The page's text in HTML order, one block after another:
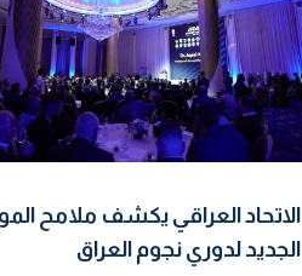
الاتحاد العراقي يكشف ملامح
الجديد لدوري نجوم العراق